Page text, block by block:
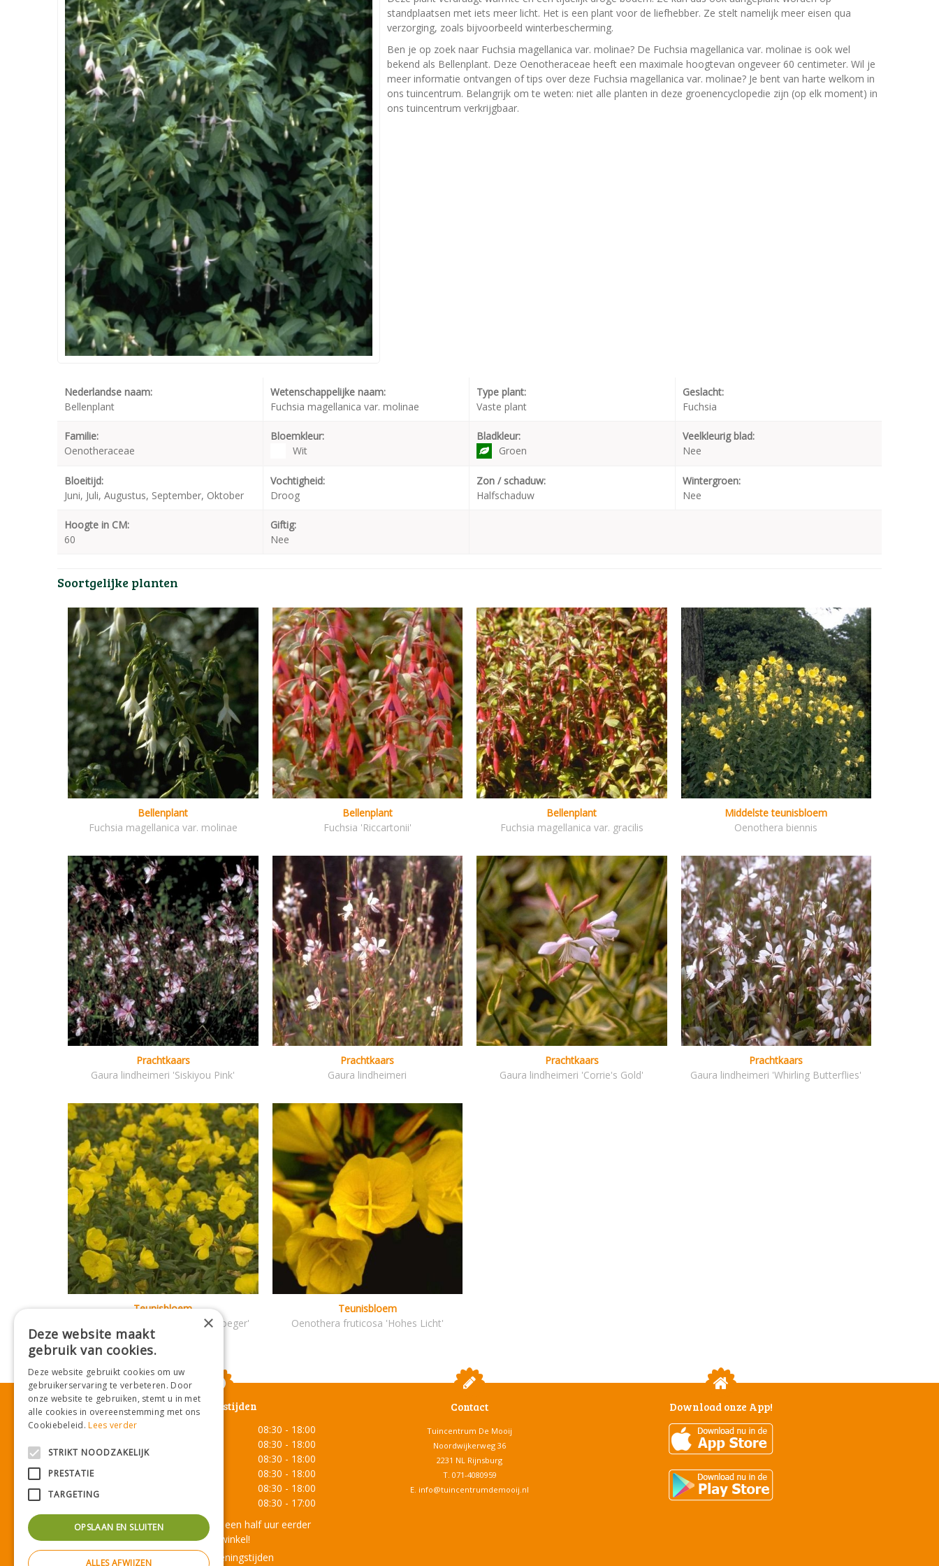
standplaatsen met iets meer licht. Het is een plant voor de liefhebber. Ze stelt namelijk meer eisen qua
verzorging, zoals bijvoorbeeld winterbescherming.
Ben je op zoek naar Fuchsia magellanica var. molinae? De Fuchsia magellanica var. molinae is ook wel
bekend als Bellenplant. Deze Oenotheraceae heeft een maximale hoogtevan ongeveer 60 centimeter. Wil je
meer informatie ontvangen of tips over deze Fuchsia magellanica var. molinae? Je bent van harte welkom in
ons tuincentrum. Belangrijk om te weten: niet alle planten in deze groenencyclopedie zijn (op elk moment) in
ons tuincentrum verkrijgbaar.
Nederlandse naam:
Bellenplant
Wetenschappelijke naam:
Fuchsia magellanica var. molinae
Type plant:
Vaste plant
Geslacht:
Fuchsia
Familie:
Oenotheraceae
Bloemkleur:
Wit
Bladkleur:
Groen
Veelkleurig blad:
Nee
Bloeitijd:
Juni, Juli, Augustus, September, Oktober
Vochtigheid:
Droog
Zon / schaduw:
Halfschaduw
Wintergroen:
Nee
Hoogte in CM:
60
Giftig:
Nee
Soortgelijke planten
Bellenplant
Fuchsia magellanica var. molinae
Bellenplant
Fuchsia 'Riccartonii'
Bellenplant
Fuchsia magellanica var. gracilis
Middelste teunisbloem
Oenothera biennis
Prachtkaars
Gaura lindheimeri 'Siskiyou Pink'
Prachtkaars
Gaura lindheimeri
Prachtkaars
Gaura lindheimeri 'Corrie's Gold'
Prachtkaars
Gaura lindheimeri 'Whirling Butterflies'
Teunisbloem
Oenothera fruticosa 'Michelle Ploeger'
Teunisbloem
Oenothera fruticosa 'Hohes Licht'
Openingstijden
Maandag
08:30 - 18:00
08:30 - 18:00
Woensdag
08:30 - 18:00
08:30 - 18:00
08:30 - 18:00
08:30 - 17:00
Onze lunchroom sluit een half uur eerder
dan de winkel!
Toon alle openingstijden
Contact
Tuincentrum De Mooij
Noordwijkerweg 36
2231 NL Rijnsburg
T. 071-4080959
E. info@tuincentrumdemooij.nl
Download onze App!
×
Deze website maakt
gebruik van cookies.
Deze website gebruikt cookies om uw
gebruikerservaring te verbeteren. Door
onze website te gebruiken, stemt u in met
alle cookies in overeenstemming met ons
Cookiebeleid.Lees verder
STRIKT NOODZAKELIJK
PRESTATIE
TARGETING
OPSLAAN EN SLUITEN
ALLES AFWIJZEN